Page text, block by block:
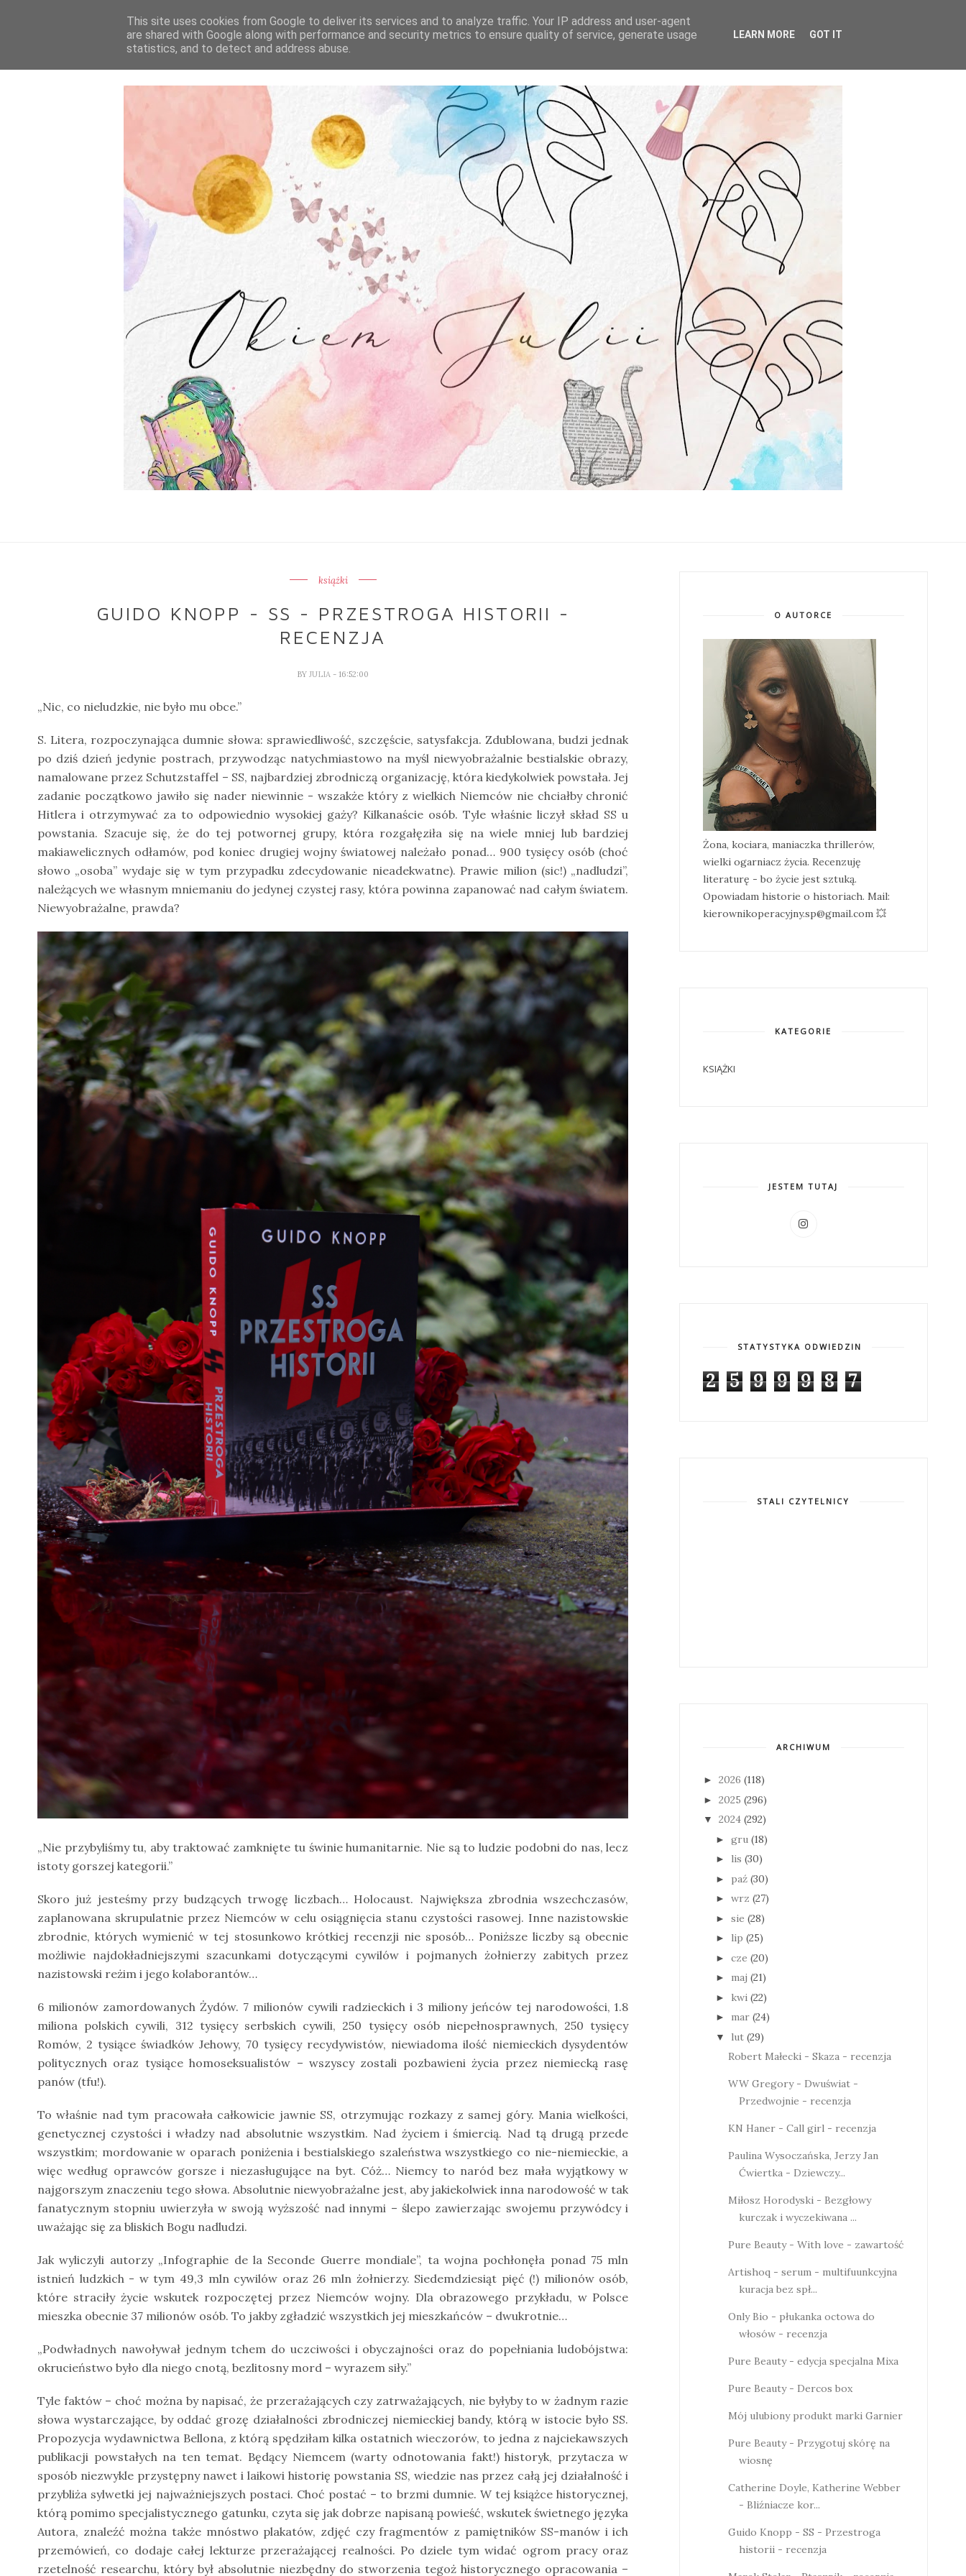
STRONA GŁÓWNA O MNIE WSPÓŁPRACA
książki
GUIDO KNOPP - SS - PRZESTROGA HISTORII -
RECENZJA
BYJULIA - 16:52:00
„Nic, co nieludzkie, nie było mu obce.”
S. Litera, rozpoczynająca dumnie słowa: sprawiedliwość, szczęście, satysfakcja. Zdublowana, budzi jednak
po dziś dzień jedynie postrach, przywodząc natychmiastowo na myśl niewyobrażalnie bestialskie obrazy,
namalowane przez Schutzstaffel – SS, najbardziej zbrodniczą organizację, która kiedykolwiek powstała. Jej
zadanie początkowo jawiło się nader niewinnie - wszakże który z wielkich Niemców nie chciałby chronić
Hitlera i otrzymywać za to odpowiednio wysokiej gaży? Kilkanaście osób. Tyle właśnie liczył skład SS u
powstania. Szacuje się, że do tej potwornej grupy, która rozgałęziła się na wiele mniej lub bardziej
makiawelicznych odłamów, pod koniec drugiej wojny światowej należało ponad… 900 tysięcy osób (choć
słowo „osoba” wydaje się w tym przypadku zdecydowanie nieadekwatne). Prawie milion (sic!) „nadludzi”,
należących we własnym mniemaniu do jedynej czystej rasy, która powinna zapanować nad całym światem.
Niewyobrażalne, prawda?
„Nie przybyliśmy tu, aby traktować zamknięte tu świnie humanitarnie. Nie są to ludzie podobni do nas, lecz
istoty gorszej kategorii.”
Skoro już jesteśmy przy budzących trwogę liczbach… Holocaust. Największa zbrodnia wszechczasów,
zaplanowana skrupulatnie przez Niemców w celu osiągnięcia stanu czystości rasowej. Inne nazistowskie
zbrodnie, których wymienić w tej stosunkowo krótkiej recenzji nie sposób… Poniższe liczby są obecnie
możliwie najdokładniejszymi szacunkami dotyczącymi cywilów i pojmanych żołnierzy zabitych przez
nazistowski reżim i jego kolaborantów…
6 milionów zamordowanych Żydów. 7 milionów cywili radzieckich i 3 miliony jeńców tej narodowości, 1.8
miliona polskich cywili, 312 tysięcy serbskich cywili, 250 tysięcy osób niepełnosprawnych, 250 tysięcy
Romów, 2 tysiące świadków Jehowy, 70 tysięcy recydywistów, niewiadoma ilość niemieckich dysydentów
politycznych oraz tysiące homoseksualistów – wszyscy zostali pozbawieni życia przez niemiecką rasę
panów (tfu!).
To właśnie nad tym pracowała całkowicie jawnie SS, otrzymując rozkazy z samej góry. Mania wielkości,
genetycznej czystości i władzy nad absolutnie wszystkim. Nad życiem i śmiercią. Nad tą drugą przede
wszystkim; mordowanie w oparach poniżenia i bestialskiego szaleństwa wszystkiego co nie-niemieckie, a
więc według oprawców gorsze i niezasługujące na byt. Cóż… Niemcy to naród bez mała wyjątkowy w
najgorszym znaczeniu tego słowa. Absolutnie niewyobrażalne jest, aby jakiekolwiek inna narodowość w tak
fanatycznym stopniu uwierzyła w swoją wyższość nad innymi – ślepo zawierzając swojemu przywódcy i
uważając się za bliskich Bogu nadludzi.
Jak wyliczyli autorzy „Infographie de la Seconde Guerre mondiale”, ta wojna pochłonęła ponad 75 mln
istnień ludzkich - w tym 49,3 mln cywilów oraz 26 mln żołnierzy. Siedemdziesiąt pięć (!) milionów osób,
które straciły życie wskutek rozpoczętej przez Niemców wojny. Dla obrazowego przykładu, w Polsce
mieszka obecnie 37 milionów osób. To jakby zgładzić wszystkich jej mieszkańców – dwukrotnie…
„Podwładnych nawoływał jednym tchem do uczciwości i obyczajności oraz do popełniania ludobójstwa:
okrucieństwo było dla niego cnotą, bezlitosny mord – wyrazem siły.”
Tyle faktów – choć można by napisać, że przerażających czy zatrważających, nie byłyby to w żadnym razie
słowa wystarczające, by oddać grozę działalności zbrodniczej niemieckiej bandy, którą w istocie było SS.
Propozycja wydawnictwa Bellona, z którą spędziłam kilka ostatnich wieczorów, to jedna z najciekawszych
publikacji powstałych na ten temat. Będący Niemcem (warty odnotowania fakt!) historyk, przytacza w
sposób niezwykle przystępny nawet i laikowi historię powstania SS, wiedzie nas przez całą jej działalność i
przybliża sylwetki jej najważniejszych postaci. Choć postać – to brzmi dumnie. W tej książce historycznej,
którą pomimo specjalistycznego gatunku, czyta się jak dobrze napisaną powieść, wskutek świetnego języka
Autora, znaleźć można także mnóstwo plakatów, zdjęć czy fragmentów z pamiętników SS-manów i ich
przemówień, co dodaje całej lekturze przerażającej realności. Po dziele tym widać ogrom pracy oraz
rzetelność researchu, który był absolutnie niezbędny do stworzenia tegoż historycznego opracowania –
O AUTORCE
Żona, kociara, maniaczka thrillerów,
wielki ogarniacz życia. Recenzuję
literaturę - bo życie jest sztuką.
Opowiadam historie o historiach. Mail:
kierownikoperacyjny.sp@gmail.com 💥
KATEGORIE
KSIĄŻKI
JESTEM TUTAJ
STATYSTYKA ODWIEDZIN
2 5 9 9 9 8 7
STALI CZYTELNICY
ARCHIWUM
► 2026 (118)
► 2025 (296)
▼ 2024 (292)
► gru (18)
► lis (30)
► paź (30)
► wrz (27)
► sie (28)
► lip (25)
► cze (20)
► maj (21)
► kwi (22)
► mar (24)
▼ lut (29)
Robert Małecki - Skaza - recenzja
WW Gregory - Dwuświat -
Przedwojnie - recenzja
KN Haner - Call girl - recenzja
Paulina Wysoczańska, Jerzy Jan
Ćwiertka - Dziewczy...
Miłosz Horodyski - Bezgłowy
kurczak i wyczekiwana ...
Pure Beauty - With love - zawartość
Artishoq - serum - multifuunkcyjna
kuracja bez spł...
Only Bio - płukanka octowa do
włosów - recenzja
Pure Beauty - edycja specjalna Mixa
Pure Beauty - Dercos box
Mój ulubiony produkt marki Garnier
Pure Beauty - Przygotuj skórę na
wiosnę
Catherine Doyle, Katherine Webber
- Bliźniacze kor...
Guido Knopp - SS - Przestroga
historii - recenzja
This site uses cookies from Google to deliver its services and to analyze traffic. Your IP address and user-agent
are shared with Google along with performance and security metrics to ensure quality of service, generate usage
statistics, and to detect and address abuse.
LEARN MORE GOT IT